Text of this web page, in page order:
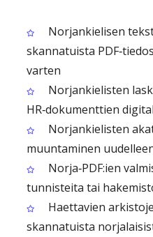
Norjankielisen
skannatuista
varten
Norjankielisten
HR‑dokumenttien
Norjankielisten
muuntaminen
Norja‑PDF:ien
tunnisteita tai
Haettavien
skannatuista